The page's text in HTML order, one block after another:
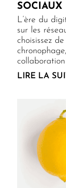
L’ère du
sur les
choisissez
collaboration
LIRE LA